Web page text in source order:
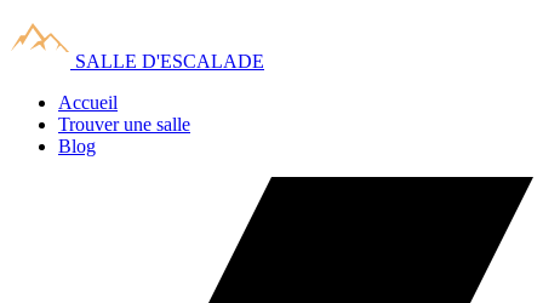
SALLE D'ESCALADE
Accueil
Trouver une salle
Blog